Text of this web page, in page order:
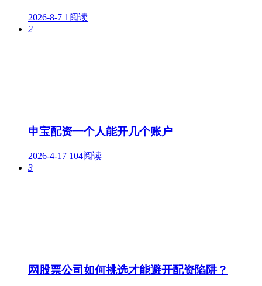
2026-8-7 1阅读
2
申宝配资一个人能开几个账户
2026-4-17 104阅读
3
网股票公司如何挑选才能避开配资陷阱？